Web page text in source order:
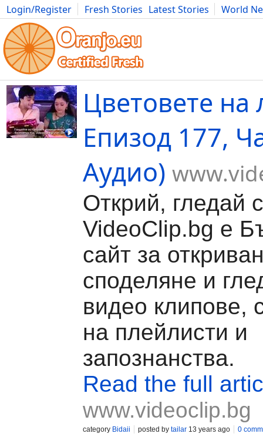
Login/Register Fresh Stories Latest Stories
World
Movies Anime Music Art Cars Advice Science
Цветовете на
Епизод 177,
Аудио)
Открий, гледай
VideoClip.bg е
сайт за
споделяне и
видео клипове,
на плейлисти и
запознанства.
Read the full
www.videoclip.bg
category Bidaii posted by tailar 13 years ago 0